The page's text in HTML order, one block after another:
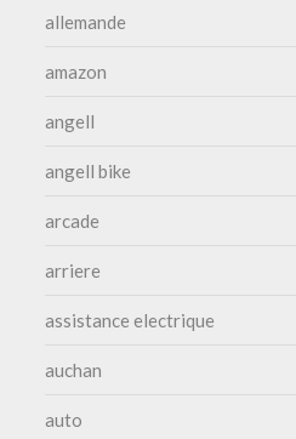
allemande
amazon
angell
angell bike
arcade
arriere
assistance electrique
auchan
auto